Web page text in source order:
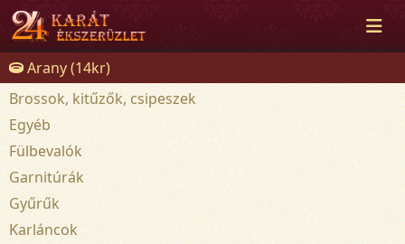
Arany (14kr)
Brossok, kitűzők, csipeszek
Egyéb
Fülbevalók
Garnitúrák
Gyűrűk
Karláncok